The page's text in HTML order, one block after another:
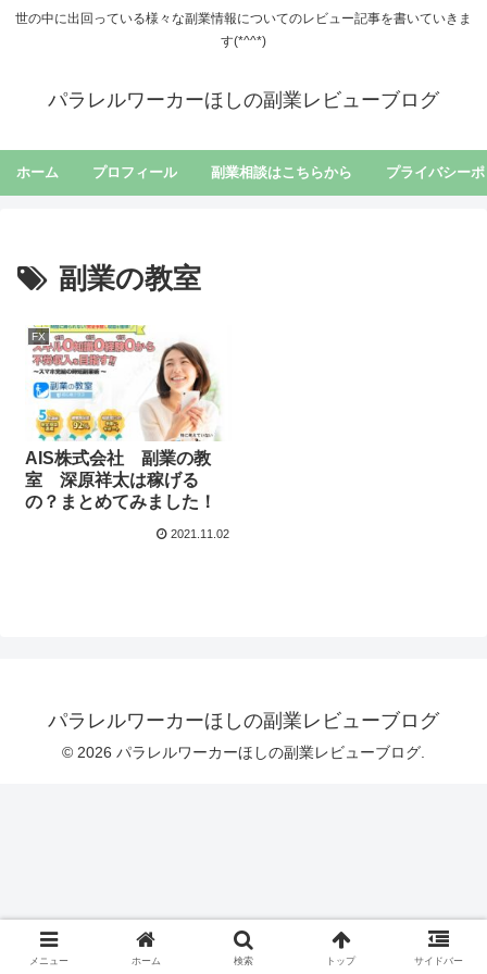
世の中に出回っている様々な副業情報についてのレビュー記事を書いていきま
す(*^^*)
パラレルワーカーほしの副業レビューブログ
ホーム プロフィール 副業相談はこちらから プライバシー
副業の教室
FX
AIS株式会社 副業の教
室 深原祥太は稼げる
の？まとめてみました！
2021.11.02
パラレルワーカーほしの副業レビューブログ
© 2026 パラレルワーカーほしの副業レビューブログ.
メニュー ホーム 検索 トップ サイドバー